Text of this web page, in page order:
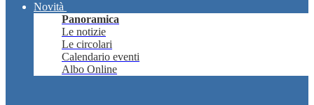
Novità
Panoramica
Le notizie
Le circolari
Calendario eventi
Albo Online